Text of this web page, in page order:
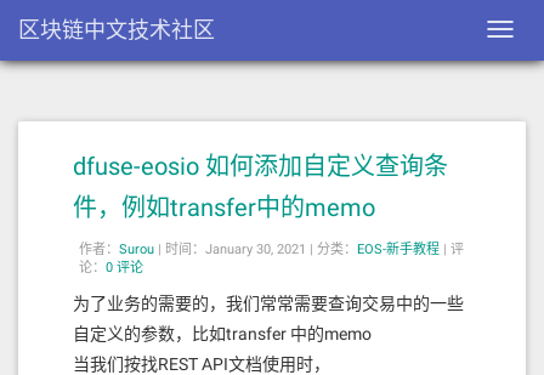
区块链中文技术社区
dfuse-eosio 如何添加自定义查询条
件，例如transfer中的memo
作者： Surou | 时间：January 30, 2021 | 分类： EOS-新手教程 | 评
论： 0 评论
为了业务的需要的，我们常常需要查询交易中的一些
自定义的参数，比如transfer 中的memo
当我们按找REST API文档使用时，